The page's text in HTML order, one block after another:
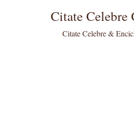
Citate Celebre
Citate Celebre &